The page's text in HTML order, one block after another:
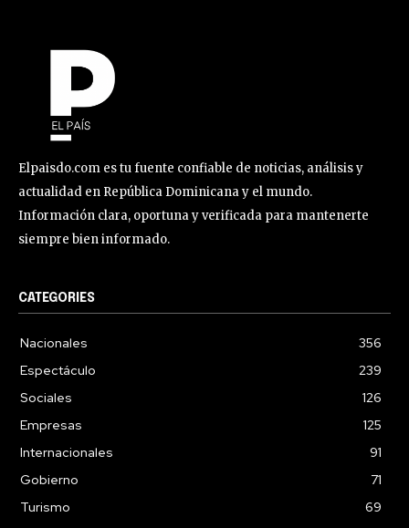
Elpaisdo.com es tu fuente confiable de noticias, análisis y
actualidad en República Dominicana y el mundo.
Información clara, oportuna y verificada para mantenerte
siempre bien informado.
CATEGORIES
Nacionales
356
Espectáculo
239
Sociales
126
Empresas
125
Internacionales
91
Gobierno
71
Turismo
69